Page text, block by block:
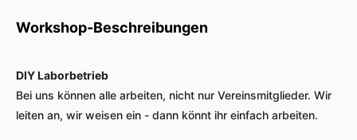
Workshop-Beschreibungen
DIY Laborbetrieb
Bei uns können alle arbeiten, nicht nur Vereinsmitglieder. Wir
leiten an, wir weisen ein - dann könnt ihr einfach arbeiten.